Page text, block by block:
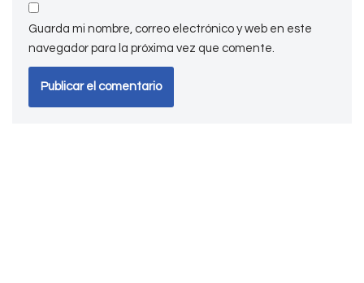
Guarda mi nombre, correo electrónico y web en este
navegador para la próxima vez que comente.